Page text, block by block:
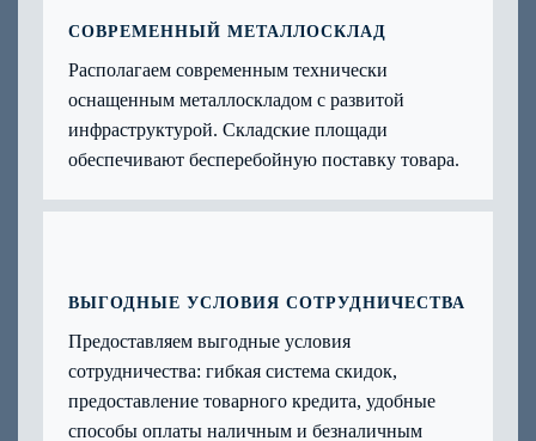
СОВРЕМЕННЫЙ МЕТАЛЛОСКЛАД
Располагаем современным технически
оснащенным металлоскладом с развитой
инфраструктурой. Складские площади
обеспечивают бесперебойную поставку товара.
ВЫГОДНЫЕ УСЛОВИЯ СОТРУДНИЧЕСТВА
Предоставляем выгодные условия
сотрудничества: гибкая система скидок,
предоставление товарного кредита, удобные
способы оплаты наличным и безналичным